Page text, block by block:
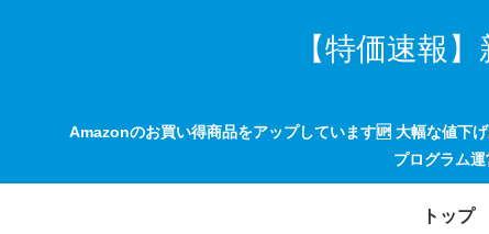
【特価速報
Amazonのお買い得商品をアップしています🆙 大幅な値下
プログラム
トップ